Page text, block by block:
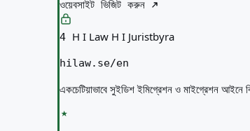
ওয়েবসাইট ভিজিট করুন
4 H I Law H I Juristbyra
hilaw.se/en
একচেটিয়াভাবে সুইডিশ ইমিগ্রেশন ও মাইগ্রেশন আইনে